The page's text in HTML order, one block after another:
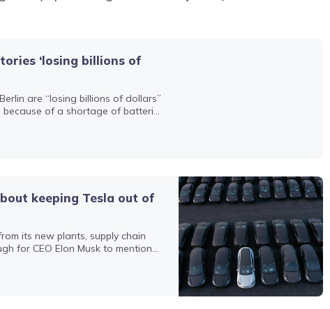
‘losing billions of
are “losing billions of dollars”
of a shortage of batteries
keeping Tesla out of
its new plants, supply chain
for CEO Elon Musk to mention